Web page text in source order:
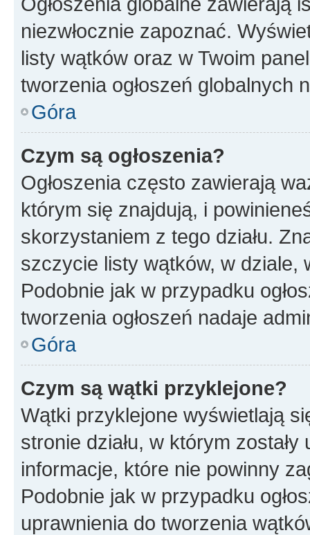
niezwłocznie zapoznać.
listy wątków oraz w Twoim
tworzenia ogłoszeń globalnych
Góra
Czym są ogłoszenia?
Ogłoszenia często zawierają
którym się znajdują, i
skorzystaniem z tego działu.
szczycie listy wątków, w dziale,
Podobnie jak w przypadku
tworzenia ogłoszeń nadaje
Góra
Czym są wątki przyklejone?
Wątki przyklejone wyświetlają
stronie działu, w którym
informacje, które nie powinny
Podobnie jak w przypadku
uprawnienia do tworzenia